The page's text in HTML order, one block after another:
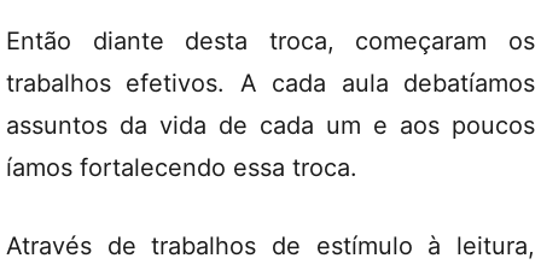
Então diante desta troca, começaram os
trabalhos efetivos. A cada aula debatíamos
assuntos da vida de cada um e aos poucos
íamos fortalecendo essa troca.
Através de trabalhos de estímulo à leitura,